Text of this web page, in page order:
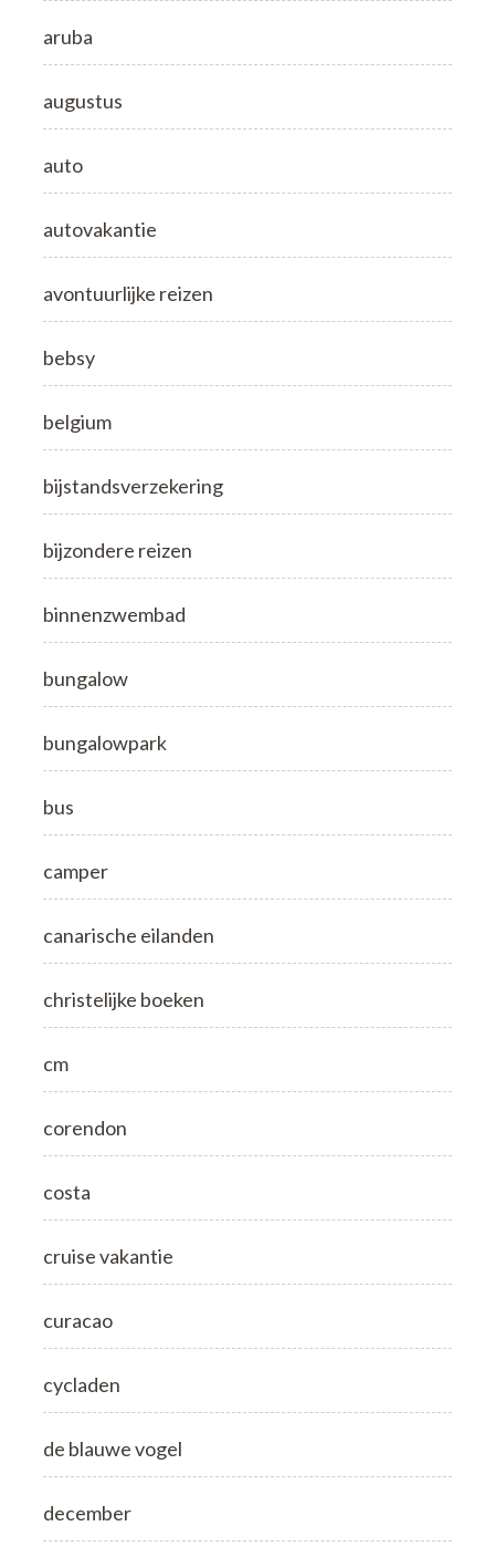
aruba
augustus
auto
autovakantie
avontuurlijke reizen
bebsy
belgium
bijstandsverzekering
bijzondere reizen
binnenzwembad
bungalow
bungalowpark
bus
camper
canarische eilanden
christelijke boeken
cm
corendon
costa
cruise vakantie
curacao
cycladen
de blauwe vogel
december